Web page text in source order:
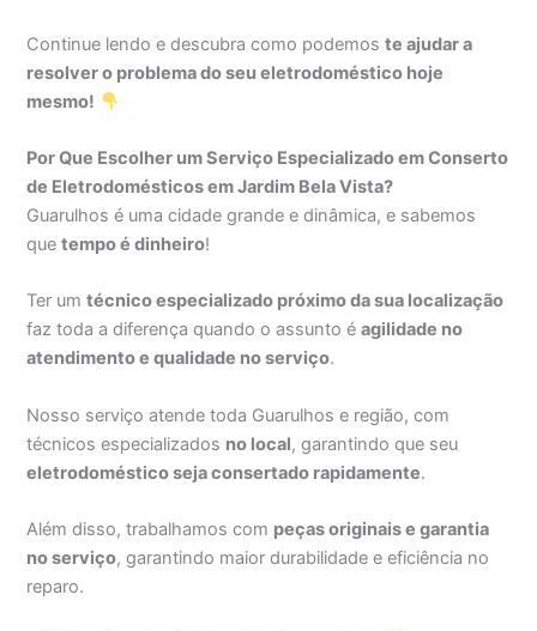
Continue lendo e descubra como podemoste ajudar a
resolver o problema do seu eletrodoméstico hoje
mesmo!
Por Que Escolher um Serviço Especializado em Conserto
de Eletrodomésticos em Jardim Bela Vista?
Guarulhos é uma cidade grande e dinâmica, e sabemos
quetempo é dinheiro!
Ter umtécnico especializado próximo da sua localização
faz toda a diferença quando o assunto éagilidade no
atendimento e qualidade no serviço.
Nosso serviço atende toda Guarulhos e região, com
técnicos especializados no local, garantindo que seu
eletrodoméstico seja consertado rapidamente.
Além disso, trabalhamos com peças originais e garantia
no serviço, garantindo maior durabilidade e eficiência no
reparo.